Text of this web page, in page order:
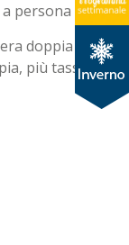
persona
doppia con
più tassa di